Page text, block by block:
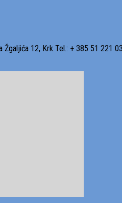
12, Krk Tel.: + 385 51 221